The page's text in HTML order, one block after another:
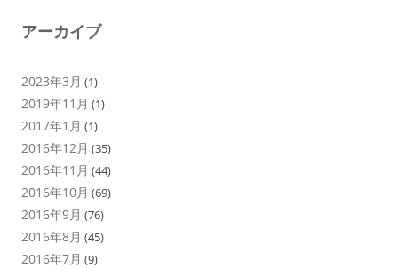
アーカイブ
2023年3月 (1)
2019年11月 (1)
2017年1月 (1)
2016年12月 (35)
2016年11月 (44)
2016年10月 (69)
2016年9月 (76)
2016年8月 (45)
2016年7月 (9)